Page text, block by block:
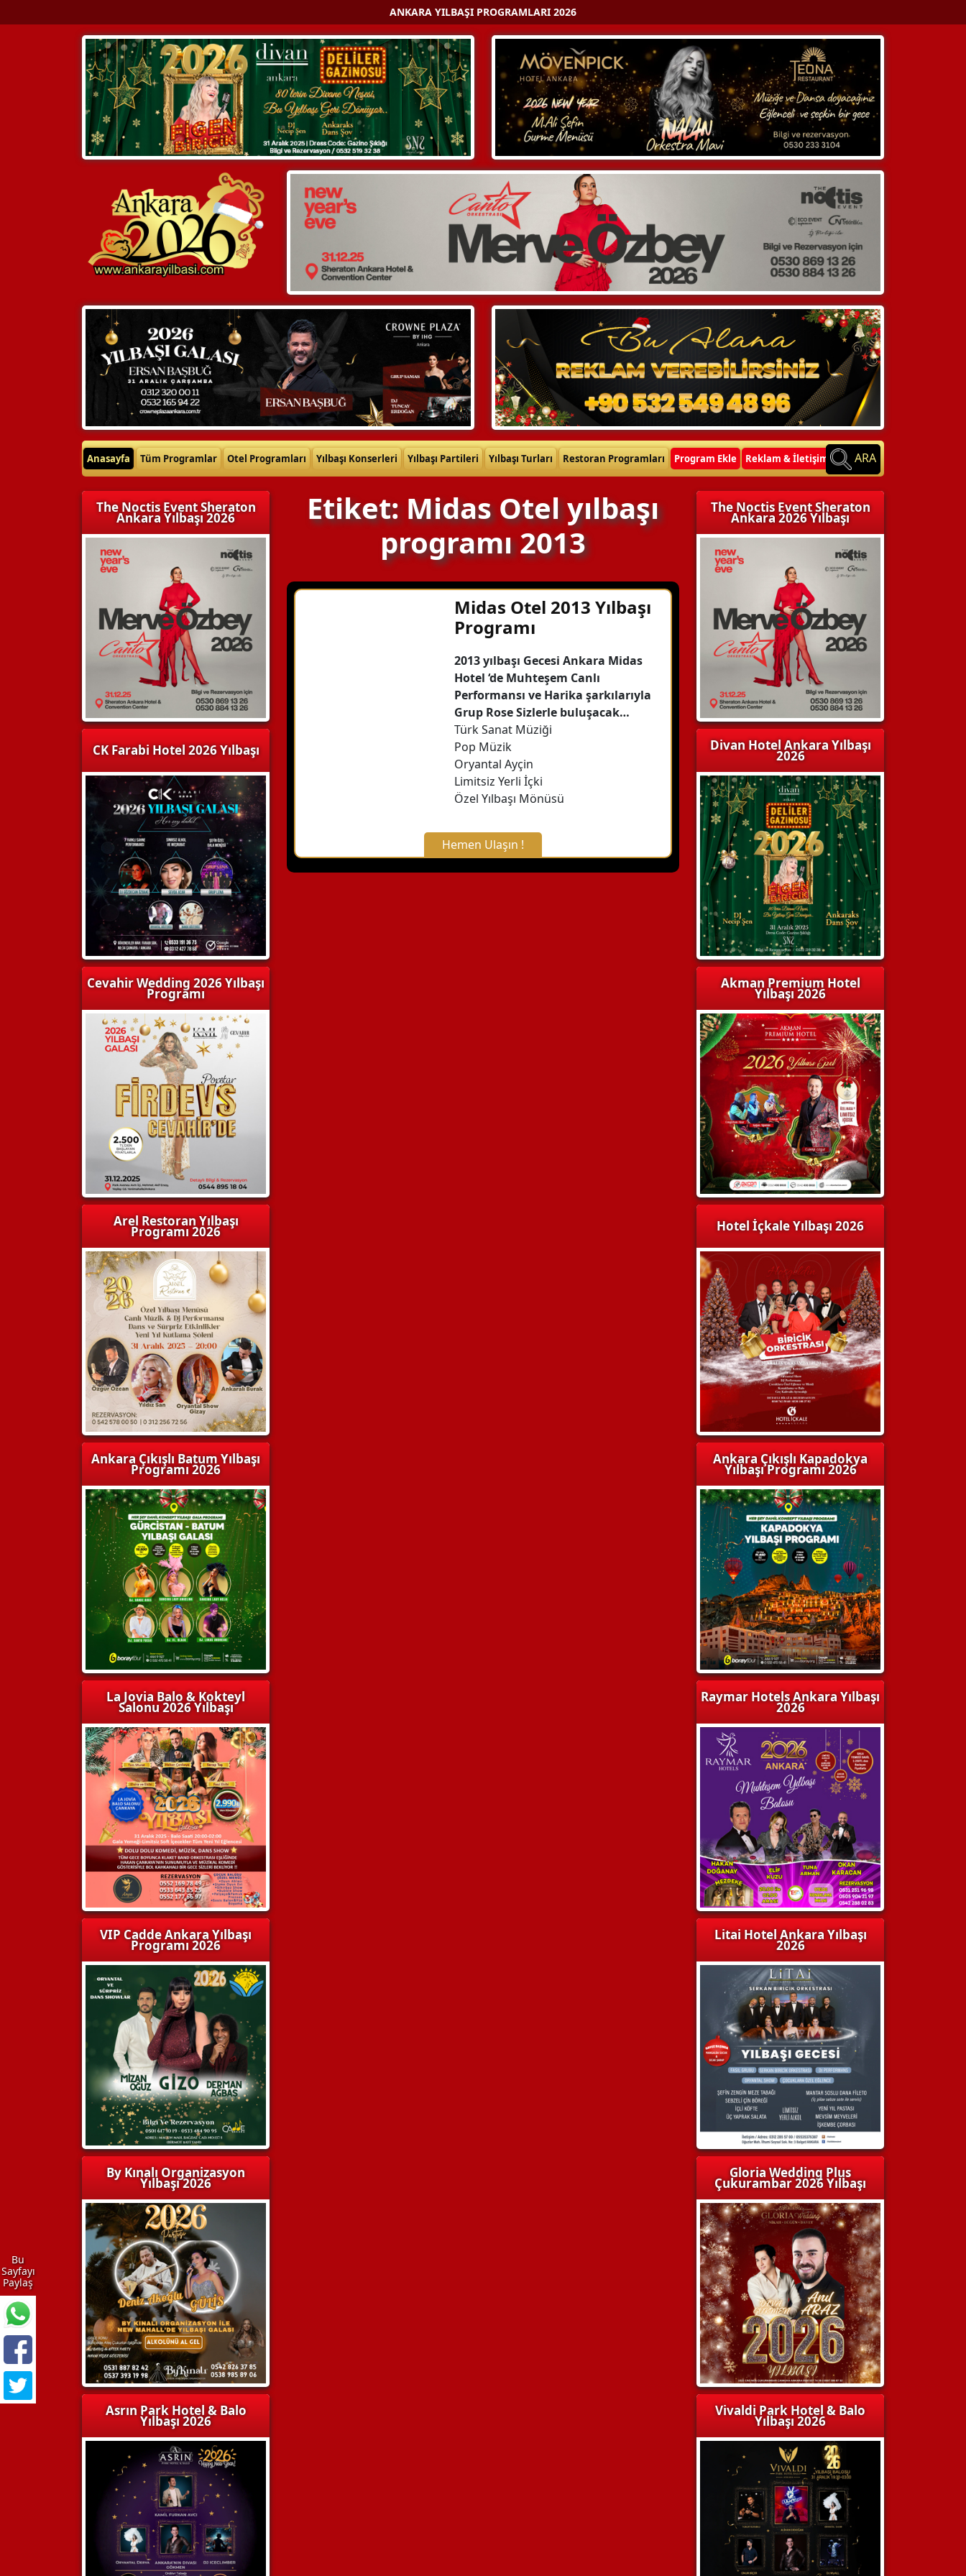
ANKARA YILBAŞI PROGRAMLARI 2026
Anasayfa Tüm Programlar Otel Programları Yılbaşı Konserleri Yılbaşı Partileri Yılbaşı Turları Restoran Programları Program Ekle Reklam & İletişim ARA
The Noctis Event Sheraton
Ankara Yılbaşı 2026
CK Farabi Hotel 2026 Yılbaşı
Cevahir Wedding 2026 Yılbaşı
Programı
Arel Restoran Yılbaşı
Programı 2026
Ankara Çıkışlı Batum Yılbaşı
Programı 2026
La Jovia Balo & Kokteyl
Salonu 2026 Yılbaşı
VIP Cadde Ankara Yılbaşı
Programı 2026
By Kınalı Organizasyon
Yılbaşı 2026
Asrın Park Hotel & Balo
Yılbaşı 2026
Etiket: Midas Otel yılbaşı
programı 2013
Midas Otel 2013 Yılbaşı
Programı
2013 yılbaşı Gecesi Ankara Midas
Hotel ‘de Muhteşem Canlı
Performansı ve Harika şarkılarıyla
Grup Rose Sizlerle buluşacak…
Türk Sanat Müziği
Pop Müzik
Oryantal Ayçin
Limitsiz Yerli İçki
Özel Yılbaşı Mönüsü
Hemen Ulaşın !
X Kapat
The Noctis Event Sheraton
Ankara 2026 Yılbaşı
Divan Hotel Ankara Yılbaşı
2026
Akman Premium Hotel
Yılbaşı 2026
Hotel İçkale Yılbaşı 2026
Ankara Çıkışlı Kapadokya
Yılbaşı Programı 2026
Raymar Hotels Ankara Yılbaşı
2026
Litai Hotel Ankara Yılbaşı
2026
Gloria Wedding Plus
Çukurambar 2026 Yılbaşı
Vivaldi Park Hotel & Balo
Yılbaşı 2026
Bu
Sayfayı
Paylaş